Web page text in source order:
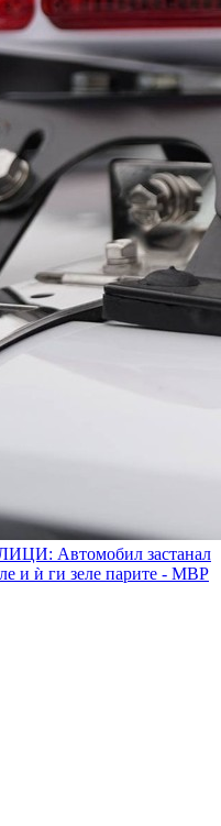
Автомобил застанал
и ѝ ги зеле парите - МВР